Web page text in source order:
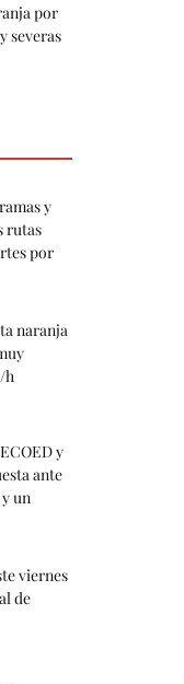
por
severas
y
rutas
por
naranja
h
y
ante
un
viernes
de